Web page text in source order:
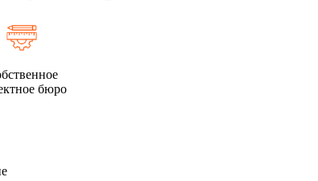
бюро